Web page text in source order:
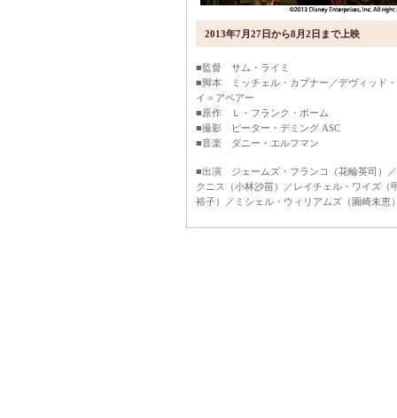
2013年7月27日から8月2日まで上映
■監督 サム・ライミ
■脚本 ミッチェル・カプナー／デヴィッド
イ＝アベアー
■原作 Ｌ・フランク・ボーム
■撮影 ピーター・デミング ASC
■音楽 ダニー・エルフマン
■出演 ジェームズ・フランコ（花輪英司）
クニス（小林沙苗）／レイチェル・ワイズ（
裕子）／ミシェル・ウィリアムズ（園崎未恵